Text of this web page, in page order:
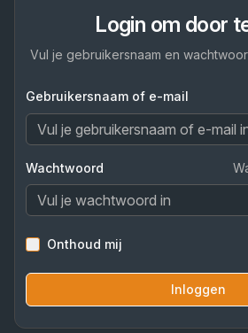
Login om door
Vul je gebruikersnaam en
Gebruikersnaam of e-mail
Wachtwoord
Onthoud mij
Inloggen